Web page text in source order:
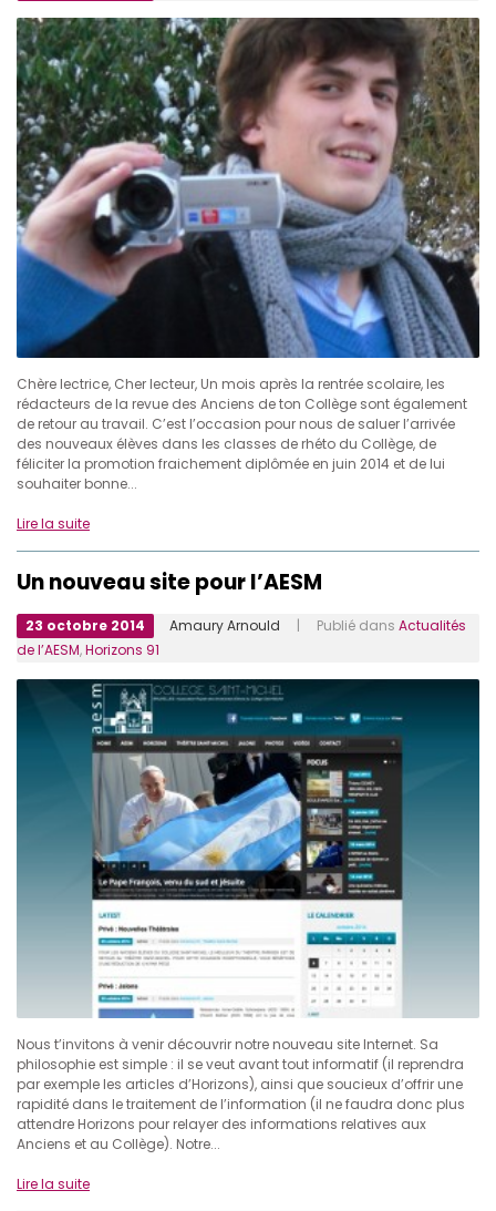
Chère lectrice, Cher lecteur, Un mois après la rentrée scolaire, les
rédacteurs de la revue des Anciens de ton Collège sont également
de retour au travail. C’est l’occasion pour nous de saluer l’arrivée
des nouveaux élèves dans les classes de rhéto du Collège, de
féliciter la promotion fraichement diplômée en juin 2014 et de lui
souhaiter bonne...
Lire la suite
Un nouveau site pour l’AESM
23 octobre 2014 Amaury Arnould | Publié dans Actualités
de l’AESM,Horizons 91
Nous t’invitons à venir découvrir notre nouveau site Internet. Sa
philosophie est simple : il se veut avant tout informatif (il reprendra
par exemple les articles d’Horizons), ainsi que soucieux d’offrir une
rapidité dans le traitement de l’information (il ne faudra donc plus
attendre Horizons pour relayer des informations relatives aux
Anciens et au Collège). Notre...
Lire la suite